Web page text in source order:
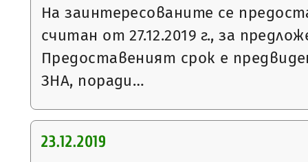
На заинтересованите се
считан от 27.12.2019 г., за
Предоставеният срок е
ЗНА, поради…
23.12.2019